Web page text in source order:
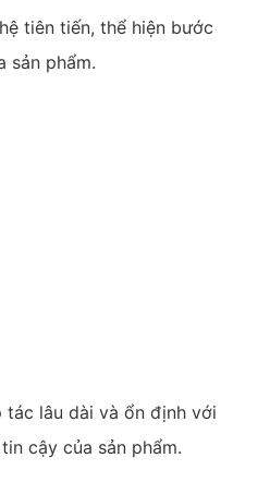
tiên tiến, thể hiện bước
sản phẩm.
tác lâu dài và ổn định với
cậy của sản phẩm.